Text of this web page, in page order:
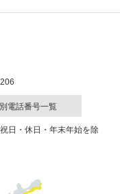
電話番号一覧
日・休日・年末年始を除